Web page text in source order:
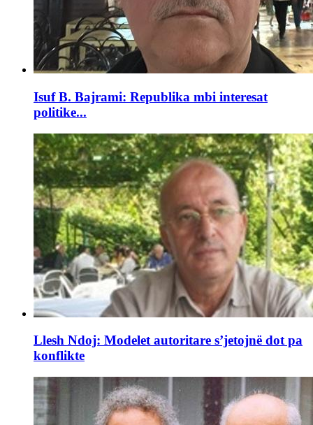
Isuf B. Bajrami: Republika mbi interesat
politike...
Llesh Ndoj: Modelet autoritare s’jetojnë dot pa
konflikte